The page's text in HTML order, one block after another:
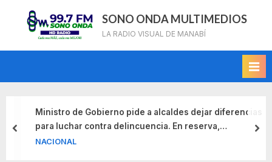
SONO ONDA MULTIMEDIOS
LA RADIO VISUAL DE MANABÍ
Ministro de Gobierno pide a alcaldes dejar diferencias
para luchar contra delincuencia. En reserva,
presidente analiza temas de seguridad con
NACIONAL
prev